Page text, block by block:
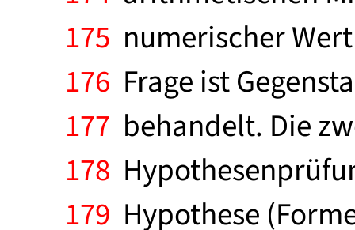
175 numerischer
176 Frage ist
177 behandelt. Die
178
179 Hypothese